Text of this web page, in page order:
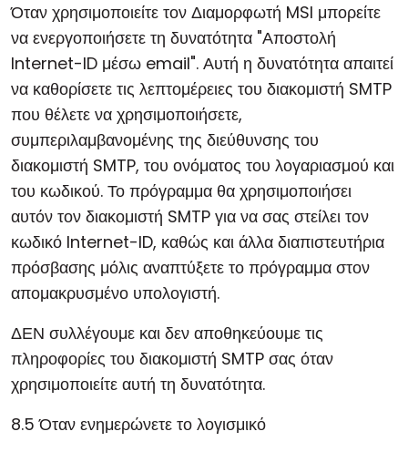
Όταν χρησιμοποιείτε τον Διαμορφωτή MSI μπορείτε
να ενεργοποιήσετε τη δυνατότητα "Αποστολή
Internet-ID μέσω email". Αυτή η δυνατότητα απαιτεί
να καθορίσετε τις λεπτομέρειες του διακομιστή SMTP
που θέλετε να χρησιμοποιήσετε,
συμπεριλαμβανομένης της διεύθυνσης του
διακομιστή SMTP, του ονόματος του λογαριασμού και
του κωδικού. Το πρόγραμμα θα χρησιμοποιήσει
αυτόν τον διακομιστή SMTP για να σας στείλει τον
κωδικό Internet-ID, καθώς και άλλα διαπιστευτήρια
πρόσβασης μόλις αναπτύξετε το πρόγραμμα στον
απομακρυσμένο υπολογιστή.
ΔΕΝ συλλέγουμε και δεν αποθηκεύουμε τις
πληροφορίες του διακομιστή SMTP σας όταν
χρησιμοποιείτε αυτή τη δυνατότητα.
8.5 Όταν ενημερώνετε το λογισμικό